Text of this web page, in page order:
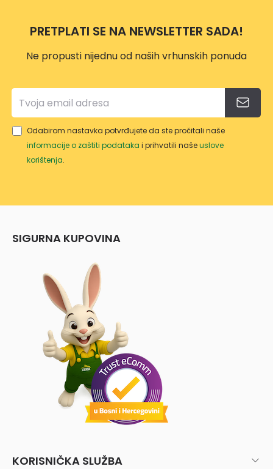
VP114
PRETPLATI SE NA NEWSLETTER SADA!
Ne propusti nijednu od naših vrhunskih ponuda
Odabirom nastavka potvrđujete da ste pročitali naše
informacije o zaštiti podataka i prihvatili našeuslove
korištenja.
SIGURNA KUPOVINA
KORISNIČKA SLUŽBA